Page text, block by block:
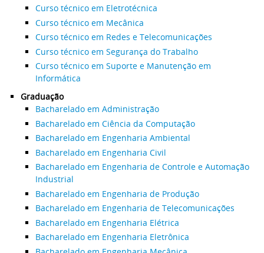
Curso técnico em Eletrotécnica
Curso técnico em Mecânica
Curso técnico em Redes e Telecomunicações
Curso técnico em Segurança do Trabalho
Curso técnico em Suporte e Manutenção em
Informática
Graduação
Bacharelado em Administração
Bacharelado em Ciência da Computação
Bacharelado em Engenharia Ambiental
Bacharelado em Engenharia Civil
Bacharelado em Engenharia de Controle e Automação
Industrial
Bacharelado em Engenharia de Produção
Bacharelado em Engenharia de Telecomunicações
Bacharelado em Engenharia Elétrica
Bacharelado em Engenharia Eletrônica